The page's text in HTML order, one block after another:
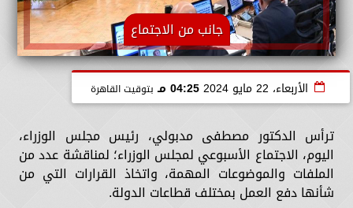
جانب من الاجتماع
الأربعاء، 22 مايو 2024 04:25 مـ بتوقيت القاهرة
ترأس الدكتور مصطفى مدبولي، رئيس مجلس الوزراء،
اليوم، الاجتماع الأسبوعي لمجلس الوزراء؛ لمناقشة عدد من
الملفات والموضوعات المهمة، واتخاذ القرارات التي من
شأنها دفع العمل بمختلف قطاعات الدولة.